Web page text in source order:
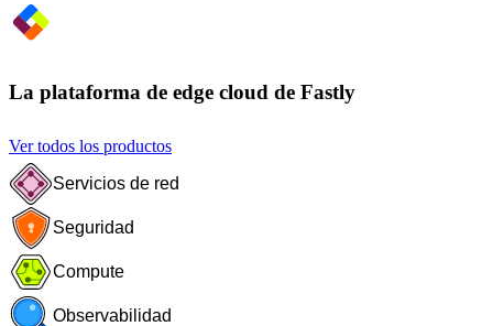
La plataforma de edge cloud de Fastly
Ver todos los productos
Servicios de red
Seguridad
Compute
Observabilidad